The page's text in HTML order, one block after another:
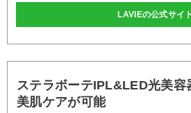
LAVIEの公式サイト
ステラボーテIPL&LED光美容
美肌ケアが可能